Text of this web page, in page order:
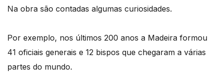
Na obra são contadas algumas curiosidades.
Por exemplo, nos últimos 200 anos a Madeira formou
41 oficiais generais e 12 bispos que chegaram a várias
partes do mundo.